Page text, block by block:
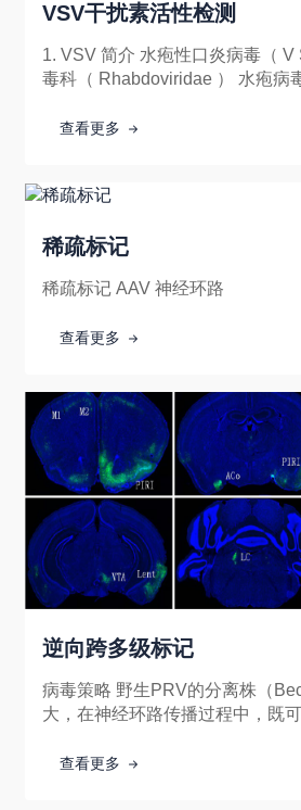
VSV干扰素活性检测
1. VSV 简介 水疱性口炎病毒（ V
毒科（ Rhabdoviridae ） 水疱病
病毒。其 V SV 要感染啮齿类动
查看更多
稀疏标记
稀疏标记 AAV 神经环路
查看更多
逆向跨多级标记
病毒策略 野生PRV的分离株（
大，在神经环路传播过程中，既
较低，基于PRVBartha株构建的
查看更多